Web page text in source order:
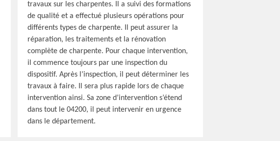
travaux sur les charpentes. Il a suivi des formations
de qualité et a effectué plusieurs opérations pour
différents types de charpente. Il peut assurer la
réparation, les traitements et la rénovation
complète de charpente. Pour chaque intervention,
il commence toujours par une inspection du
dispositif. Après l’inspection, il peut déterminer les
travaux à faire. Il sera plus rapide lors de chaque
intervention ainsi. Sa zone d’intervention s’étend
dans tout le 04200, il peut intervenir en urgence
dans le département.